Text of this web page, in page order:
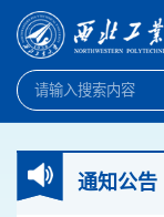
通知公告